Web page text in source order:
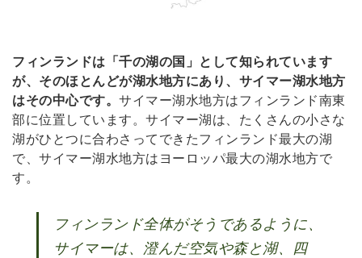
フィンランドは「千の湖の国」として知られています
が、そのほとんどが湖水地方にあり、サイマー湖水地方
はその中心です。 サイマー湖水地方はフィンランド南東
部に位置しています。サイマー湖は、たくさんの小さな
湖がひとつに合わさってできたフィンランド最大の湖
で、サイマー湖水地方はヨーロッパ最大の湖水地方で
す。
フィンランド全体がそうであるように、
サイマーは、澄んだ空気や森と湖、四